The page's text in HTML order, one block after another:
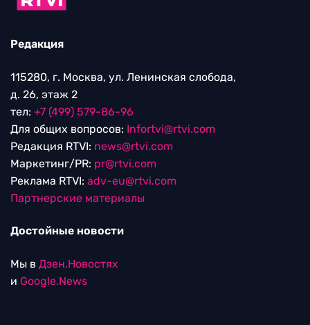
Редакция
115280, г. Москва, ул. Ленинская слобода,
д. 26, этаж 2
тел: +7 (499) 579-86-96
Для общих вопросов: Infortvi@rtvi.com
Редакция RTVI: news@rtvi.com
Маркетинг/PR: pr@rtvi.com
Реклама RTVI: adv-eu@rtvi.com
Партнерские материалы
Достойные новости
Мы в Дзен.Новостях
и Google.News